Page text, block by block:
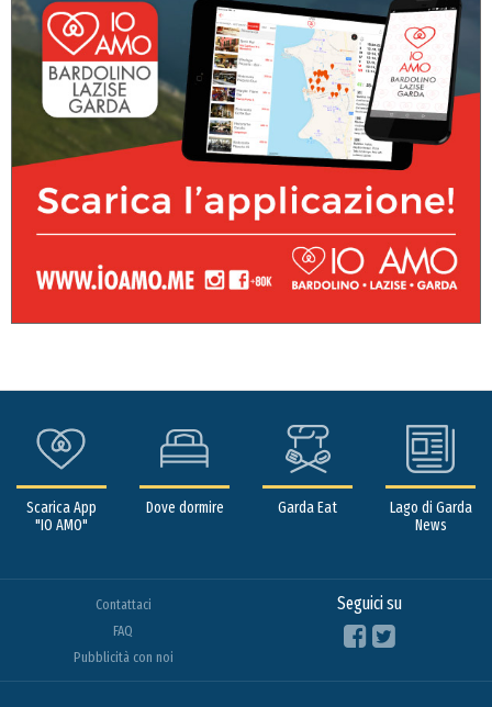
Scarica App
"IO AMO"
Dove dormire Garda Eat
Lago di Garda
News
Contattaci
FAQ
Pubblicità con noi
Seguici su